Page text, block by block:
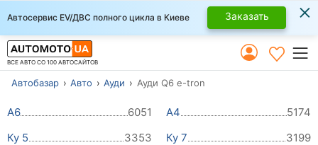
Автосервис EV/ДВС полного цикла в Киеве Заказать ×
ВСЕ АВТО СО 100 АВТОСАЙТОВ
Автобазар Авто Ауди Ауди Q6 e-tron
А6 6051 А4
5174
Ку 5
3353 Ку 7
3199